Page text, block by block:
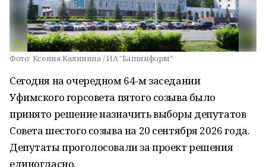
Фото: Ксения Калинина / ИА "Башинформ"
Сегодня на очередном 64-м заседании
Уфимского горсовета пятого созыва было
принято решение назначить выборы депутатов
Совета шестого созыва на 20 сентября 2026 года.
Депутаты проголосовали за проект решения
единогласно.